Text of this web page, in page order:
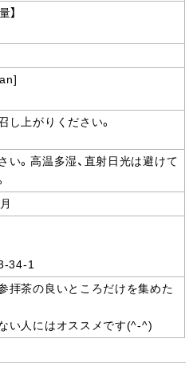
】
し上がりください。
い。高温多湿、直射日光は避けて
34-1
拝茶の良いところだけを集めた
い人にはオススメです(^-^)